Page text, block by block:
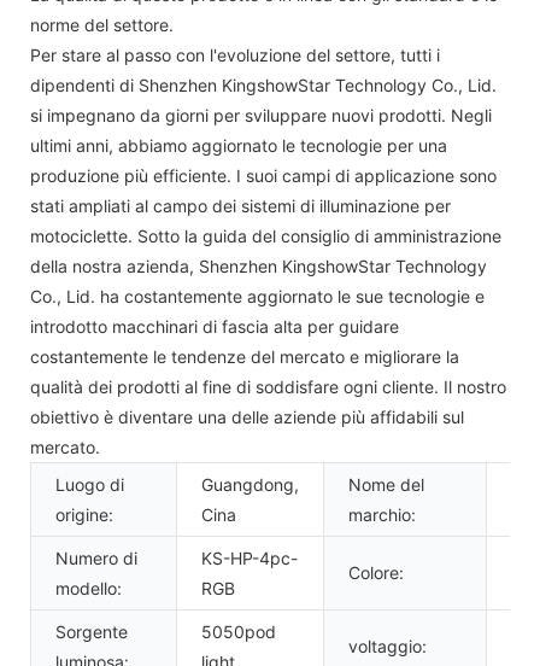
norme del settore.
Per stare al passo con l'evoluzione del settore, tutti i
dipendenti di Shenzhen KingshowStar Technology Co., Lid.
si impegnano da giorni per sviluppare nuovi prodotti. Negli
ultimi anni, abbiamo aggiornato le tecnologie per una
produzione più efficiente. I suoi campi di applicazione sono
stati ampliati al campo dei sistemi di illuminazione per
motociclette. Sotto la guida del consiglio di amministrazione
della nostra azienda, Shenzhen KingshowStar Technology
Co., Lid. ha costantemente aggiornato le sue tecnologie e
introdotto macchinari di fascia alta per guidare
costantemente le tendenze del mercato e migliorare la
qualità dei prodotti al fine di soddisfare ogni cliente. Il nostro
obiettivo è diventare una delle aziende più affidabili sul
mercato.
Luogo di
origine:
Guangdong,
Cina
Nome del
marchio:
Numero di
modello:
KS-HP-4pc-
RGB
Colore:
Sorgente
luminosa:
5050pod
light
voltaggio: